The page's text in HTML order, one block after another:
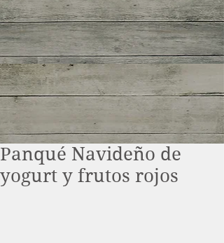
Panqué Navideño de
yogurt y frutos rojos